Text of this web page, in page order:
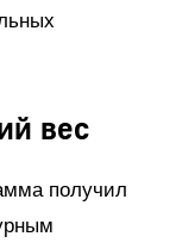
вес
получил